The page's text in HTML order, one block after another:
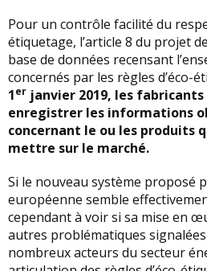
Pour un contrôle facilité du
étiquetage, l’article 8 du projet
base de données recensant
concernés par les règles d’éco-
1er janvier 2019, les
enregistrer les informations
concernant le ou les produits
mettre sur le marché.
Si le nouveau système proposé
européenne semble
cependant à voir si sa mise en
autres problématiques signalées
nombreux acteurs du secteur